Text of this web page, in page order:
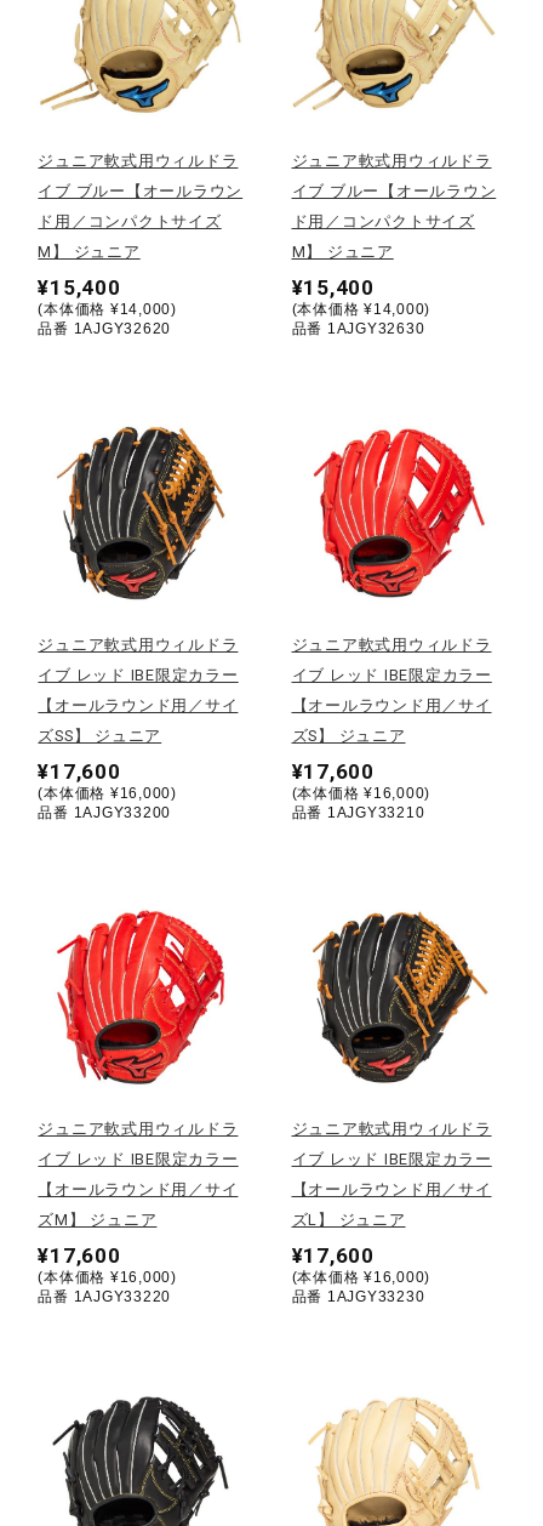
テニス／ソフトテニス
陸上競技
卓球
柔道
ウィンタースポーツ
ワーキング
インナー
寝具／ミズノスリープ
サポーター
健康／エクササイズ
メディカル
ジュニア軟式用ウィルドラ
イブ ブルー【オールラウン
ド用／コンパクトサイズ
M】 ジュニア
¥15,400
(本体価格 ¥14,000)
品番 1AJGY32620
ジュニア軟式用ウィルドラ
イブ ブルー【オールラウン
ド用／コンパクトサイズ
M】 ジュニア
¥15,400
(本体価格 ¥14,000)
品番 1AJGY32630
ジュニア軟式用ウィルドラ
イブ レッド IBE限定カラー
【オールラウンド用／サイ
ズSS】 ジュニア
¥17,600
(本体価格 ¥16,000)
品番 1AJGY33200
ジュニア軟式用ウィルドラ
イブ レッド IBE限定カラー
【オールラウンド用／サイ
ズS】 ジュニア
¥17,600
(本体価格 ¥16,000)
品番 1AJGY33210
ジュニア軟式用ウィルドラ
イブ レッド IBE限定カラー
【オールラウンド用／サイ
ズM】 ジュニア
¥17,600
(本体価格 ¥16,000)
品番 1AJGY33220
ジュニア軟式用ウィルドラ
イブ レッド IBE限定カラー
【オールラウンド用／サイ
ズL】 ジュニア
¥17,600
(本体価格 ¥16,000)
品番 1AJGY33230